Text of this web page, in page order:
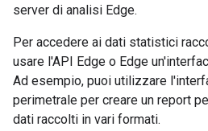
server di analisi Edge.
Per accedere ai dati statistici
usare l'API Edge o Edge
Ad esempio, puoi utilizzare
perimetrale per creare un report
dati raccolti in vari formati.